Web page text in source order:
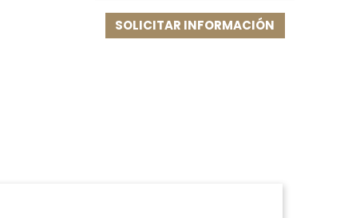
SOLICITAR INFORMACIÓN